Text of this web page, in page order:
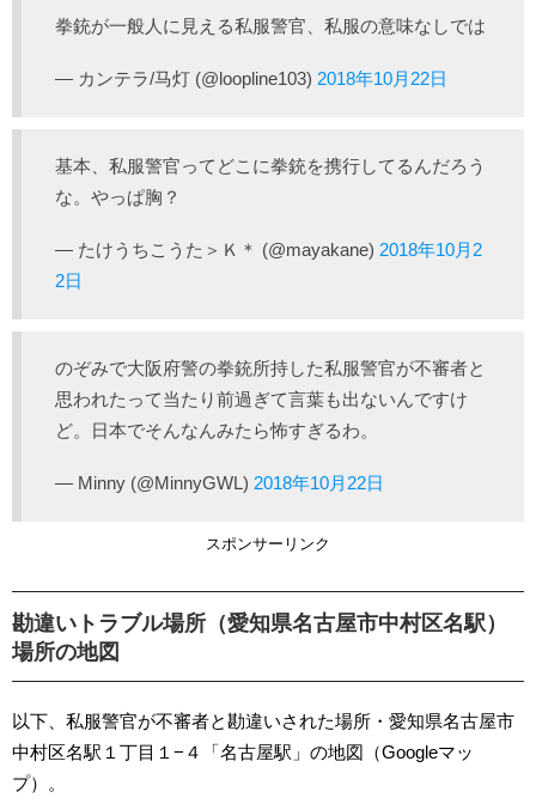
拳銃が一般人に見える私服警官、私服の意味なしでは
— カンテラ/马灯 (@loopline103) 2018年10月22日
基本、私服警官ってどこに拳銃を携行してるんだろう
な。やっぱ胸？
— たけうちこうた＞Ｋ＊ (@mayakane) 2018年10月2
2日
のぞみで大阪府警の拳銃所持した私服警官が不審者と
思われたって当たり前過ぎて言葉も出ないんですけ
ど。日本でそんなんみたら怖すぎるわ。
— Minny (@MinnyGWL) 2018年10月22日
スポンサーリンク
勘違いトラブル場所（愛知県名古屋市中村区名駅）
場所の地図
以下、私服警官が不審者と勘違いされた場所・愛知県名古屋市
中村区名駅１丁目１−４「名古屋駅」の地図（Googleマッ
プ）。